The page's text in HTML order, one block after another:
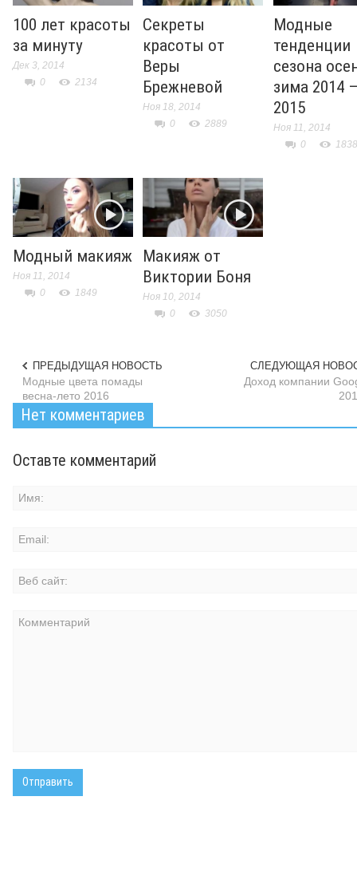
100 лет красоты
за минуту
Дек 3, 2014
0
2134
Секреты
красоты от
Веры
Брежневой
Ноя 18, 2014
0
2889
Модные
тенденции
сезона
зима 2014
2015
Ноя 11, 2014
0
1838
Модный макияж
Ноя 11, 2014
0
1849
Макияж от
Виктории Боня
Ноя 10, 2014
0
3050
ПРЕДЫДУЩАЯ НОВОСТЬ
Модные цвета помады
весна-лето 2016
СЛЕДУЮЩАЯ
Доход компании
Нет комментариев
Оставте комментарий